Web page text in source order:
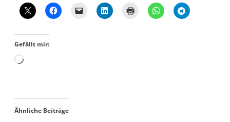
Gefällt mir:
Ähnliche Beiträge